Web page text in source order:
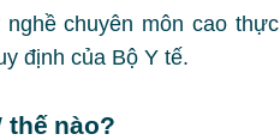
chuyên môn cao thực
định của Bộ Y tế.
thế nào?